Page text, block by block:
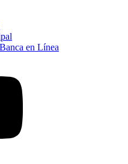
en Línea